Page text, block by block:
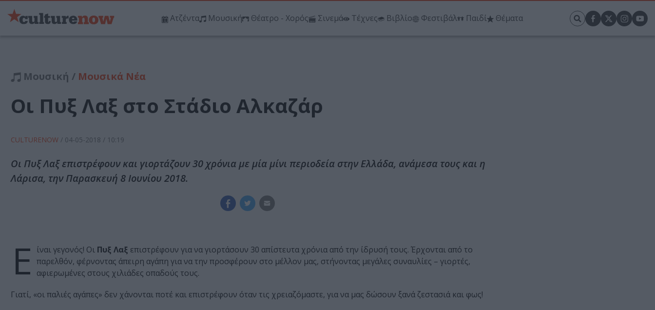
Ατζέντα Μουσική Θέατρο - Χορός Σινεμά Τέχνες Βιβλίο Φεστιβάλ Παιδί Θέματα
Μουσική / Μουσικά Νέα
Οι Πυξ Λαξ στο Στάδιο Αλκαζάρ
CULTURENOW / 04-05-2018 / 10:19
Οι Πυξ Λαξ επιστρέφουν και γιορτάζουν 30 χρόνια με μία μίνι περιοδεία στην Ελλάδα, ανάμεσα τους και η
Λάρισα, την Παρασκευή 8 Ιουνίου 2018.
Ε ίναι γεγονός! Οι Πυξ Λαξ επιστρέφουν για να γιορτάσουν 30 απίστευτα χρόνια από την ίδρυσή τους. Έρχονται από το
παρελθόν, φέρνοντας άπειρη αγάπη για να την προσφέρουν στο μέλλον μας, στήνοντας μεγάλες συναυλίες – γιορτές,
αφιερωμένες στους χιλιάδες οπαδούς τους.
Γιατί, «οι παλιές αγάπες» δεν χάνονται ποτέ και επιστρέφουν όταν τις χρειαζόμαστε, για να μας δώσουν ξανά ζεστασιά και φως!